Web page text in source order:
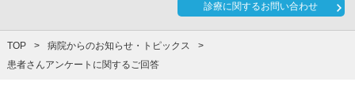
診療に関するお問い合わせ
TOP
病院からのお知らせ・トピックス
患者さんアンケートに関するご回答